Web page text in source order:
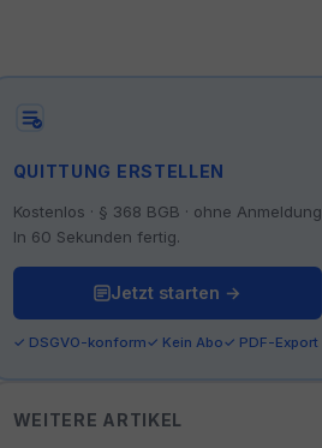
QUITTUNG ERSTELLEN
Kostenlos · § 368 BGB · ohne Anmeldung
In 60 Sekunden fertig.
Jetzt starten →
✓ DSGVO-konform✓ Kein Abo✓ PDF-Export
WEITERE ARTIKEL